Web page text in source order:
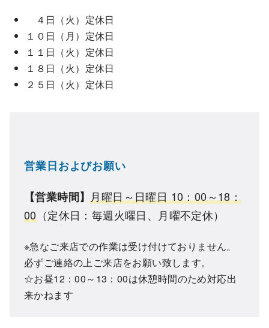
４日（火）定休日
１０日（月）定休日
１１日（火）定休日
１８日（火）定休日
２５日（火）定休日
営業日およびお願い
【営業時間】月曜日～日曜日 10：00～18：
00 （定休日：毎週火曜日、月曜不定休）
※急なご来店での作業は受け付けておりません。
必ずご連絡の上ご来店をお願い致します。
☆お昼12：00～13：00は休憩時間のため対応出
来かねます